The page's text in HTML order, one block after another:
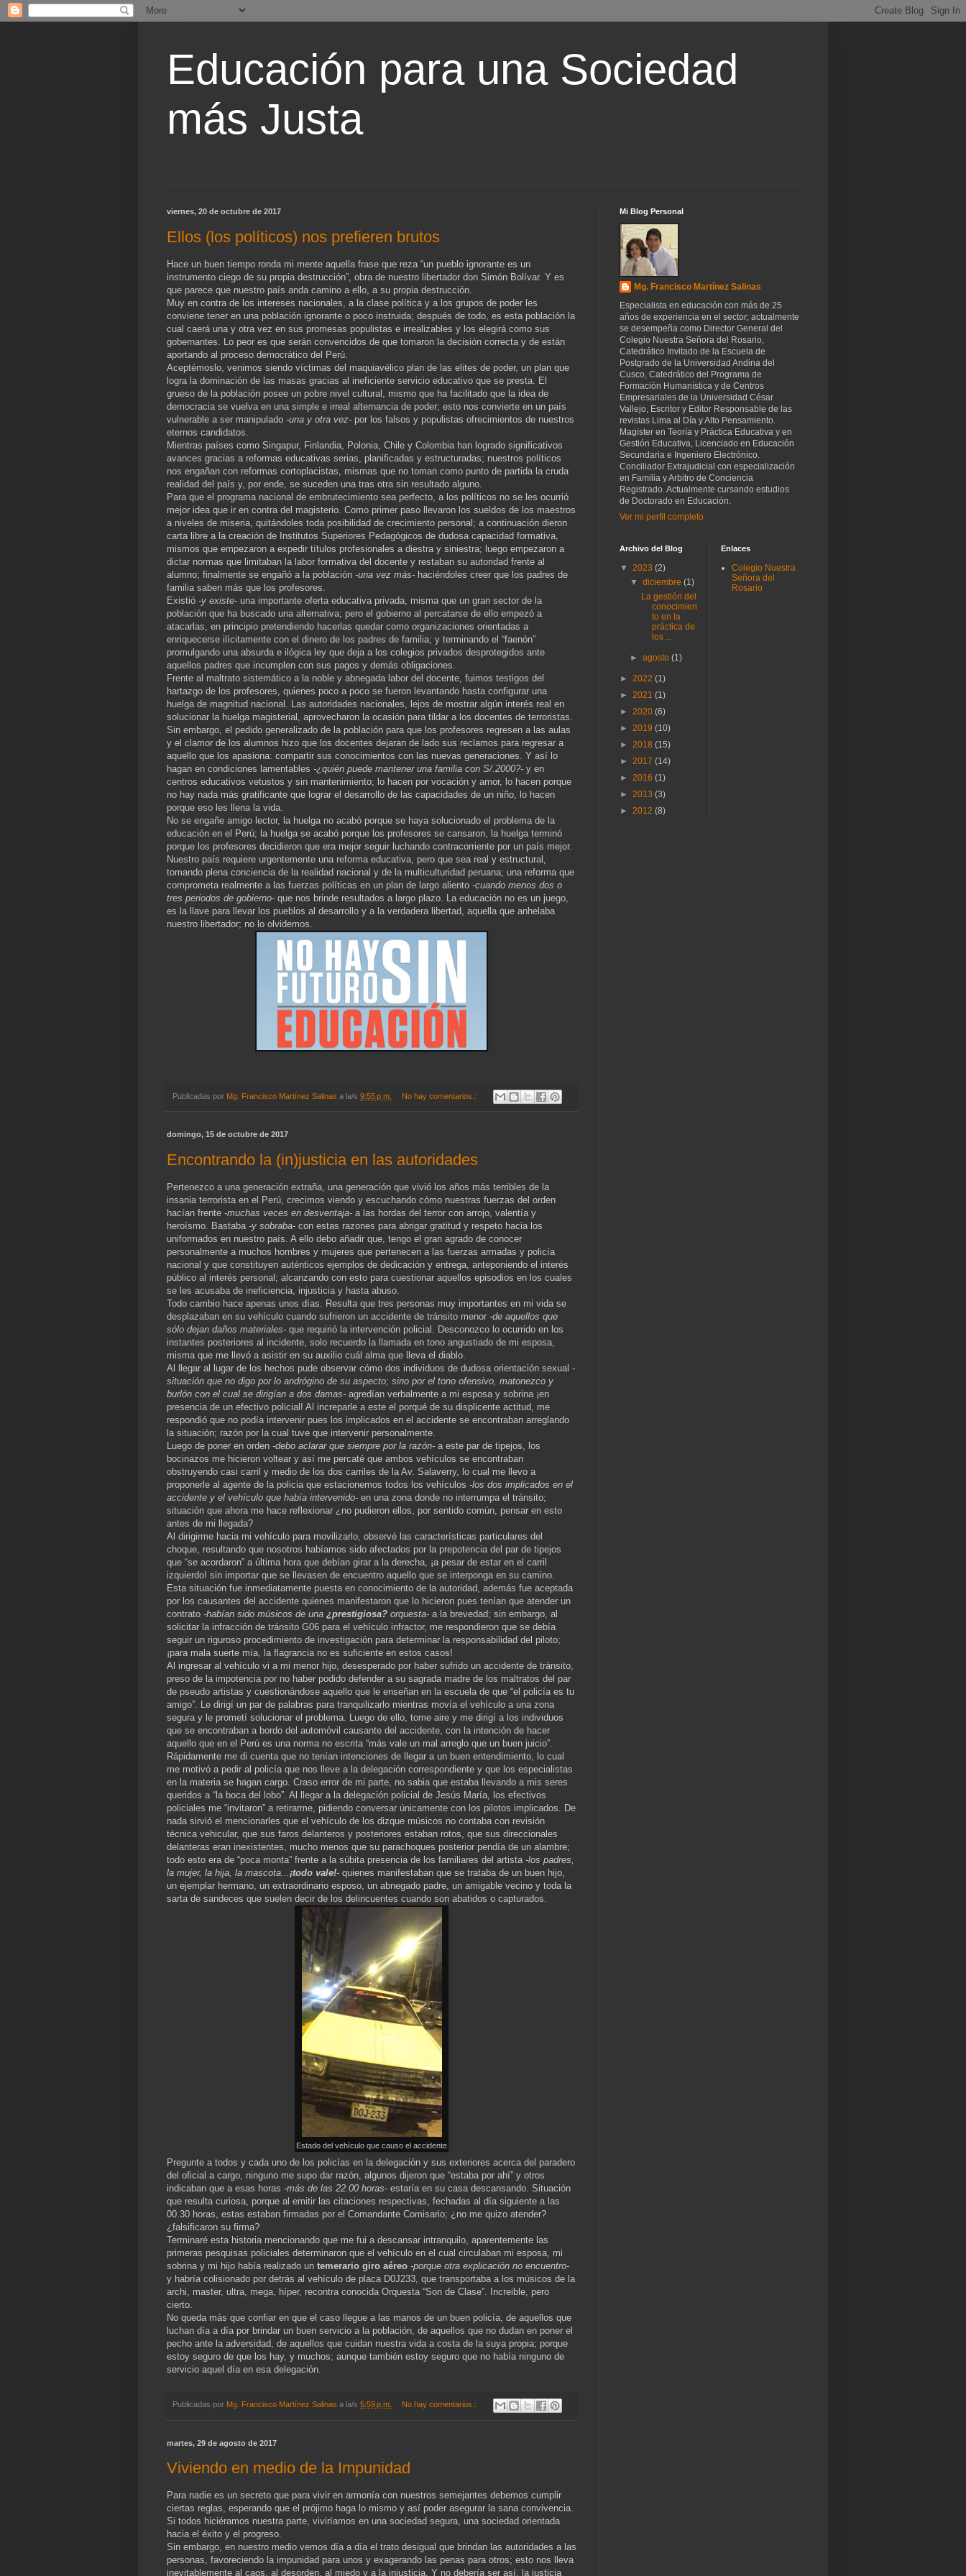
Educación para una Sociedad
más Justa
viernes, 20 de octubre de 2017
Ellos (los políticos) nos prefieren brutos
Hace un buen tiempo ronda mi mente aquella frase que reza “un pueblo ignorante es un
instrumento ciego de su propia destrucción”, obra de nuestro libertador don Simón Bolívar. Y es
que parece que nuestro país anda camino a ello, a su propia destrucción.
Muy en contra de los intereses nacionales, a la clase política y a los grupos de poder les
conviene tener en una población ignorante o poco instruida; después de todo, es esta población la
cual caerá una y otra vez en sus promesas populistas e irrealizables y los elegirá como sus
gobernantes. Lo peor es que serán convencidos de que tomaron la decisión correcta y de están
aportando al proceso democrático del Perú.
Aceptémoslo, venimos siendo víctimas del maquiavélico plan de las elites de poder, un plan que
logra la dominación de las masas gracias al ineficiente servicio educativo que se presta. El
grueso de la población posee un pobre nivel cultural, mismo que ha facilitado que la idea de
democracia se vuelva en una simple e irreal alternancia de poder; esto nos convierte en un país
vulnerable a ser manipulado -una y otra vez- por los falsos y populistas ofrecimientos de nuestros
eternos candidatos.
Mientras países como Singapur, Finlandia, Polonia, Chile y Colombia han logrado significativos
avances gracias a reformas educativas serias, planificadas y estructuradas; nuestros políticos
nos engañan con reformas cortoplacistas, mismas que no toman como punto de partida la cruda
realidad del país y, por ende, se suceden una tras otra sin resultado alguno.
Para que el programa nacional de embrutecimiento sea perfecto, a los políticos no se les ocurrió
mejor idea que ir en contra del magisterio. Como primer paso llevaron los sueldos de los maestros
a niveles de miseria, quitándoles toda posibilidad de crecimiento personal; a continuación dieron
carta libre a la creación de Institutos Superiores Pedagógicos de dudosa capacidad formativa,
mismos que empezaron a expedir títulos profesionales a diestra y siniestra; luego empezaron a
dictar normas que limitaban la labor formativa del docente y restaban su autoridad frente al
alumno; finalmente se engañó a la población -una vez más- haciéndoles creer que los padres de
familia saben más que los profesores.
Existió -y existe- una importante oferta educativa privada, misma que un gran sector de la
población que ha buscado una alternativa; pero el gobierno al percatarse de ello empezó a
atacarlas, en principio pretendiendo hacerlas quedar como organizaciones orientadas a
enriquecerse ilícitamente con el dinero de los padres de familia; y terminando el “faenón”
promulgando una absurda e ilógica ley que deja a los colegios privados desprotegidos ante
aquellos padres que incumplen con sus pagos y demás obligaciones.
Frente al maltrato sistemático a la noble y abnegada labor del docente, fuimos testigos del
hartazgo de los profesores, quienes poco a poco se fueron levantando hasta configurar una
huelga de magnitud nacional. Las autoridades nacionales, lejos de mostrar algún interés real en
solucionar la huelga magisterial, aprovecharon la ocasión para tildar a los docentes de terroristas.
Sin embargo, el pedido generalizado de la población para que los profesores regresen a las aulas
y el clamor de los alumnos hizo que los docentes dejaran de lado sus reclamos para regresar a
aquello que los apasiona: compartir sus conocimientos con las nuevas generaciones. Y así lo
hagan en condiciones lamentables -¿quién puede mantener una familia con S/.2000?- y en
centros educativos vetustos y sin mantenimiento; lo hacen por vocación y amor, lo hacen porque
no hay nada más gratificante que lograr el desarrollo de las capacidades de un niño, lo hacen
porque eso les llena la vida.
No se engañe amigo lector, la huelga no acabó porque se haya solucionado el problema de la
educación en el Perú; la huelga se acabó porque los profesores se cansaron, la huelga terminó
porque los profesores decidieron que era mejor seguir luchando contracorriente por un país mejor.
Nuestro país requiere urgentemente una reforma educativa, pero que sea real y estructural,
tomando plena conciencia de la realidad nacional y de la multiculturidad peruana; una reforma que
comprometa realmente a las fuerzas políticas en un plan de largo aliento -cuando menos dos o
tres periodos de gobierno- que nos brinde resultados a largo plazo. La educación no es un juego,
es la llave para llevar los pueblos al desarrollo y a la verdadera libertad, aquella que anhelaba
nuestro libertador; no lo olvidemos.
Publicadas por Mg. Francisco Martínez Salinas a la/s 9:55 p.m. No hay comentarios.:
domingo, 15 de octubre de 2017
Encontrando la (in)justicia en las autoridades
Pertenezco a una generación extraña, una generación que vivió los años más terribles de la
insania terrorista en el Perú, crecimos viendo y escuchando cómo nuestras fuerzas del orden
hacían frente -muchas veces en desventaja- a las hordas del terror con arrojo, valentía y
heroísmo. Bastaba -y sobraba- con estas razones para abrigar gratitud y respeto hacia los
uniformados en nuestro país. A ello debo añadir que, tengo el gran agrado de conocer
personalmente a muchos hombres y mujeres que pertenecen a las fuerzas armadas y policía
nacional y que constituyen auténticos ejemplos de dedicación y entrega, anteponiendo el interés
público al interés personal; alcanzando con esto para cuestionar aquellos episodios en los cuales
se les acusaba de ineficiencia, injusticia y hasta abuso.
Todo cambio hace apenas unos días. Resulta que tres personas muy importantes en mi vida se
desplazaban en su vehículo cuando sufrieron un accidente de tránsito menor -de aquellos que
sólo dejan daños materiales- que requirió la intervención policial. Desconozco lo ocurrido en los
instantes posteriores al incidente, solo recuerdo la llamada en tono angustiado de mi esposa,
misma que me llevó a asistir en su auxilio cuál alma que lleva el diablo.
Al llegar al lugar de los hechos pude observar cómo dos individuos de dudosa orientación sexual -
situación que no digo por lo andrógino de su aspecto; sino por el tono ofensivo, matonezco y
burlón con el cual se dirigían a dos damas- agredían verbalmente a mi esposa y sobrina ¡en
presencia de un efectivo policial! Al increparle a este el porqué de su displicente actitud, me
respondió que no podía intervenir pues los implicados en el accidente se encontraban arreglando
la situación; razón por la cual tuve que intervenir personalmente.
Luego de poner en orden -debo aclarar que siempre por la razón- a este par de tipejos, los
bocinazos me hicieron voltear y así me percaté que ambos vehículos se encontraban
obstruyendo casi carril y medio de los dos carriles de la Av. Salaverry, lo cual me llevo a
proponerle al agente de la policia que estacionemos todos los vehículos -los dos implicados en el
accidente y el vehículo que había intervenido- en una zona donde no interrumpa el tránsito;
situación que ahora me hace reflexionar ¿no pudieron ellos, por sentido común, pensar en esto
antes de mi llegada?
Al dirigirme hacia mi vehículo para movilizarlo, observé las características particulares del
choque, resultando que nosotros habíamos sido afectados por la prepotencia del par de tipejos
que “se acordaron” a última hora que debían girar a la derecha, ¡a pesar de estar en el carril
izquierdo! sin importar que se llevasen de encuentro aquello que se interponga en su camino.
Esta situación fue inmediatamente puesta en conocimiento de la autoridad, además fue aceptada
por los causantes del accidente quienes manifestaron que lo hicieron pues tenían que atender un
contrato -habían sido músicos de una ¿prestigiosa? orquesta- a la brevedad; sin embargo, al
solicitar la infracción de tránsito G06 para el vehículo infractor, me respondieron que se debía
seguir un riguroso procedimiento de investigación para determinar la responsabilidad del piloto;
¡para mala suerte mía, la flagrancia no es suficiente en estos casos!
Al ingresar al vehículo vi a mi menor hijo, desesperado por haber sufrido un accidente de tránsito,
preso de la impotencia por no haber podido defender a su sagrada madre de los maltratos del par
de pseudo artistas y cuestionándose aquello que le enseñan en la escuela de que “el policía es tu
amigo”. Le dirigí un par de palabras para tranquilizarlo mientras movía el vehículo a una zona
segura y le prometí solucionar el problema. Luego de ello, tome aire y me dirigí a los individuos
que se encontraban a bordo del automóvil causante del accidente, con la intención de hacer
aquello que en el Perú es una norma no escrita “más vale un mal arreglo que un buen juicio”.
Rápidamente me di cuenta que no tenían intenciones de llegar a un buen entendimiento, lo cual
me motivó a pedir al policía que nos lleve a la delegación correspondiente y que los especialistas
en la materia se hagan cargo. Craso error de mi parte, no sabia que estaba llevando a mis seres
queridos a “la boca del lobo”. Al llegar a la delegación policial de Jesús María, los efectivos
policiales me “invitaron” a retirarme, pidiendo conversar únicamente con los pilotos implicados. De
nada sirvió el mencionarles que el vehículo de los dizque músicos no contaba con revisión
técnica vehicular, que sus faros delanteros y posteriores estaban rotos, que sus direccionales
delanteras eran inexistentes, mucho menos que su parachoques posterior pendía de un alambre;
todo esto era de “poca monta” frente a la súbita presencia de los familiares del artista -los padres,
la mujer, la hija, la mascota... ¡todo vale!- quienes manifestaban que se trataba de un buen hijo,
un ejemplar hermano, un extraordinario esposo, un abnegado padre, un amigable vecino y toda la
sarta de sandeces que suelen decir de los delincuentes cuando son abatidos o capturados.
Estado del vehículo que causo el accidente
Pregunte a todos y cada uno de los policías en la delegación y sus exteriores acerca del paradero
del oficial a cargo, ninguno me supo dar razón, algunos dijeron que “estaba por ahí” y otros
indicaban que a esas horas -más de las 22.00 horas- estaría en su casa descansando. Situación
que resulta curiosa, porque al emitir las citaciones respectivas, fechadas al día siguiente a las
00.30 horas, estas estaban firmadas por el Comandante Comisario; ¿no me quizo atender?
¿falsificaron su firma?
Terminaré esta historia mencionando que me fui a descansar intranquilo, aparentemente las
primeras pesquisas policiales determinaron que el vehículo en el cual circulaban mi esposa, mi
sobrina y mi hijo había realizado un temerario giro aéreo -porque otra explicación no encuentro-
y habría colisionado por detrás al vehículo de placa D0J233, que transportaba a los músicos de la
archi, master, ultra, mega, híper, recontra conocida Orquesta “Son de Clase”. Increible, pero
cierto.
No queda más que confiar en que el caso llegue a las manos de un buen policía, de aquellos que
luchan día a día por brindar un buen servicio a la población, de aquellos que no dudan en poner el
pecho ante la adversidad, de aquellos que cuidan nuestra vida a costa de la suya propia; porque
estoy seguro de que los hay, y muchos; aunque también estoy seguro que no había ninguno de
servicio aquel día en esa delegación.
Publicadas por Mg. Francisco Martínez Salinas a la/s 5:59 p.m. No hay comentarios.:
martes, 29 de agosto de 2017
Viviendo en medio de la Impunidad
Para nadie es un secreto que para vivir en armonía con nuestros semejantes debemos cumplir
ciertas reglas, esperando que el prójimo haga lo mismo y así poder asegurar la sana convivencia.
Si todos hiciéramos nuestra parte, viviríamos en una sociedad segura, una sociedad orientada
hacia el éxito y el progreso.
Sin embargo, en nuestro medio vemos día a día el trato desigual que brindan las autoridades a las
personas, favoreciendo la impunidad para unos y exagerando las penas para otros; esto nos lleva
inevitablemente al caos, al desorden, al miedo y a la injusticia. Y no debería ser así, la justicia
Mi Blog Personal
Mg. Francisco Martínez Salinas
Especialista en educación con más de 25
años de experiencia en el sector; actualmente
se desempeña como Director General del
Colegio Nuestra Señora del Rosario,
Catedrático Invitado de la Escuela de
Postgrado de la Universidad Andina del
Cusco, Catedrático del Programa de
Formación Humanística y de Centros
Empresariales de la Universidad César
Vallejo, Escritor y Editor Responsable de las
revistas Lima al Día y Alto Pensamiento.
Magister en Teoría y Práctica Educativa y en
Gestión Educativa, Licenciado en Educación
Secundaria e Ingeniero Electrónico.
Conciliador Extrajudicial con especialización
en Familia y Arbitro de Conciencia
Registrado. Actualmente cursando estudios
de Doctorado en Educación.
Ver mi perfil completo
Archivo del Blog
▼ 2023 (2)
▼diciembre(1)
La gestión del
conocimien
to en la
práctica de
los ...
►agosto(1)
► 2022 (1)
► 2021 (1)
► 2020 (6)
► 2019 (10)
► 2018 (15)
► 2017 (14)
► 2016 (1)
► 2013 (3)
► 2012 (8)
Enlaces
Colegio Nuestra
Señora del
Rosario